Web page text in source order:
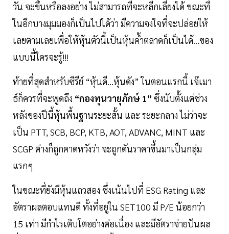
วัน จะขึ้นหรือลงอย่าง ไม่สามารถที่จะหลีกเลี่ยงได้ ขณะที่
ในอีกบางมุมมองก็เป็นไปได้ว่า มีความจงใจที่จะปล่อยให้
เลยตามเลยเพื่อให้หุ้นตัวนี้เป็นหุ้นค้ำตลาดก็เป็นได้...ของ
แบบนี้ใครจะรู้!!!
ท้ายที่สุดสำหรับซีรีย์ “หุ้นดี...หุ้นดัง” ในตอนแรกนี้ เจ๊เมา
ธ์ก็ควรที่จะพูดถึง “กองทุนวายุภักษ์ 1” ซึ่งนับตั้งแต่ช่วง
หลังของปีนี้หุ้นพื้นฐานระยะสั้น และ ระยะกลาง ไม่ว่าจะ
เป็น PTT, SCB, BCP, KTB, AOT, ADVANC, MINT และ
SCGP ต่างก็ถูกคาดหวังว่า จะถูกดันราคาขึ้นมาเป็นกลุ่ม
แรกๆ
ในขณะที่ยังมีหุ้นแถวสอง ซึ่งเน้นไปที่ ESG Rating และ
อัตราผลตอบแทนดี ทั้งที่อยู่ใน SET100 มี P/E น้อยกว่า
15 เท่า มีกำไรเติบโตอย่างต่อเนื่อง และมีอัตราจ่ายปันผล